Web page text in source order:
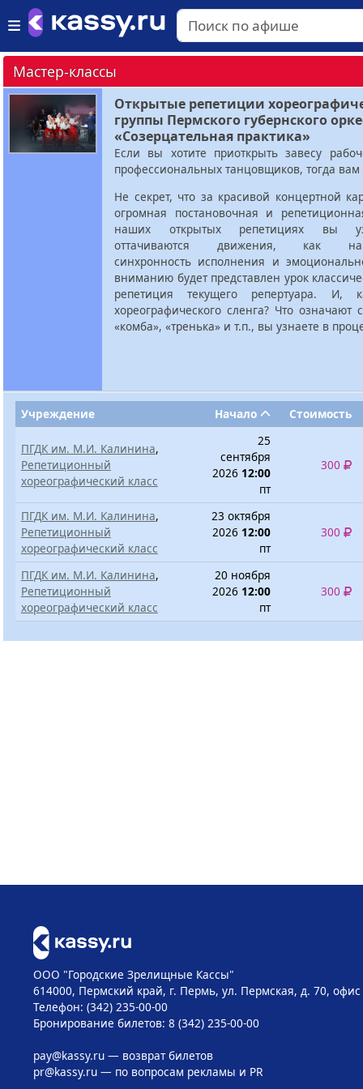
Мастер-классы
Открытые репетиции
группы Пермского губернского
«Созерцательная практика»
Если вы хотите приоткрыть завесу
профессиональных танцовщиков, тогда
Не секрет, что за красивой концертной
огромная постановочная и
наших открытых репетициях вы
оттачиваются движения, как
синхронность исполнения и
вниманию будет представлен урок
репетиция текущего репертуара. И,
хореографического сленга? Что означают
«комба», «тренька» и т.п., вы узнаете в
Учреждение Начало Стоимость
ПГДК им. М.И. Калинина,
Репетиционный
хореографический класс
25
сентября
2026 12:00
пт
300
ПГДК им. М.И. Калинина,
Репетиционный
хореографический класс
23 октября
2026 12:00
пт
300
ПГДК им. М.И. Калинина,
Репетиционный
хореографический класс
20 ноября
2026 12:00
пт
300
ООО "Городские Зрелищные Кассы"
614000, Пермский край, г. Пермь, ул. Пермская, д. 70, офис
Телефон: (342) 235-00-00
Бронирование билетов: 8 (342) 235-00-00
pay@kassy.ru— возврат билетов
pr@kassy.ru— по вопросам рекламы и PR